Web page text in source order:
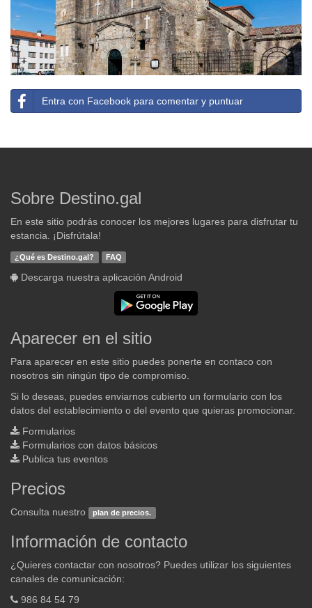
Entra con Facebook para comentar y puntuar
Sobre Destino.gal
En este sitio podrás conocer los mejores lugares para disfrutar tu
estancia. ¡Disfrútala!
¿Qué es Destino.gal? FAQ
Descarga nuestra aplicación Android
Aparecer en el sitio
Para aparecer en este sitio puedes ponerte en contaco con
nosotros sin ningún tipo de compromiso.
Si lo deseas, puedes enviarnos cubierto un formulario con los
datos del establecimiento o del evento que quieras promocionar.
Formularios
Formularios con datos básicos
Publica tus eventos
Precios
Consulta nuestro plan de precios.
Información de contacto
¿Quieres contactar con nosotros? Puedes utilizar los siguientes
canales de comunicación:
986 84 54 79